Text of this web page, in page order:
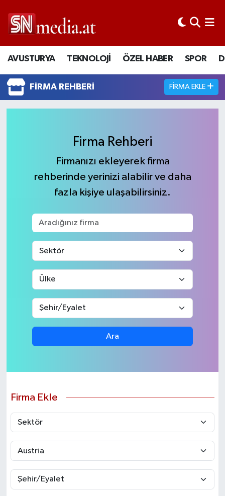
AVUSTURYA TEKNOLOJİ ÖZEL HABER SPOR
FIRMA REHBERI FIRMA EKLE
Firma Rehberi
Firmanızı ekleyerek firma
rehberinde yerinizi alabilir ve daha
fazla kişiye ulaşabilirsiniz.
Ara
Firma Ekle